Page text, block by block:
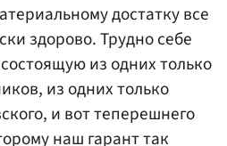
достатку все
здорово. Трудно себе
из одних только
из одних только
и вот теперешнего
наш гарант так